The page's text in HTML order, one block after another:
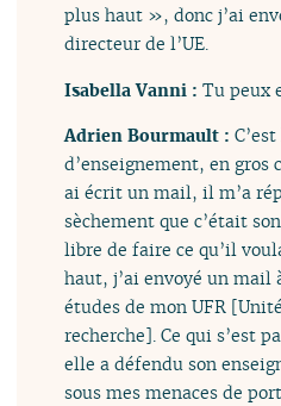
plus haut », donc j’ai
directeur de l’UE.
Isabella Vanni :Tu peux
Adrien Bourmault :
d’enseignement, en gros
ai écrit un mail, il m’a
sèchement que c’était
libre de faire ce qu’il
haut, j’ai envoyé un mail
études de mon UFR
recherche]. Ce qui s’est
elle a défendu son
sous mes menaces de